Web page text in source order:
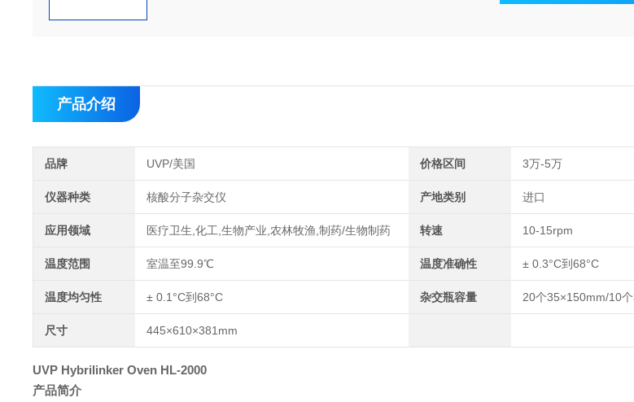
产品介绍
品牌 UVP/美国 价格区间 3万-5万
仪器种类 核酸分子杂交仪 产地类别 进口
应用领域 医疗卫生,化工,生物产业,农林牧渔,制药/生物制药 转速 10-15rpm
温度范围 室温至99.9℃ 温度准确性 ± 0.3°C到68°C
温度均匀性 ± 0.1°C到68°C 杂交瓶容量 20个35×150mm/10
尺寸 445×610×381mm
UVP Hybrilinker Oven HL-2000
产品简介